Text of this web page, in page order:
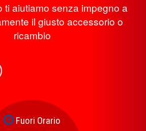
ti aiutiamo senza impegno a
il giusto accessorio o
ricambio
Fuori Orario